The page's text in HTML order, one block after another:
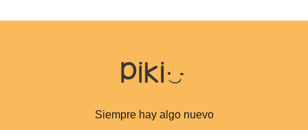
Siempre hay algo nuevo